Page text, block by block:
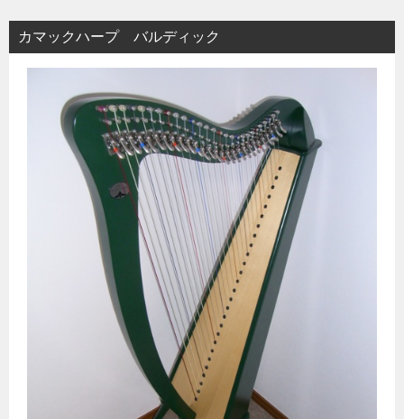
カマックハープ バルディック